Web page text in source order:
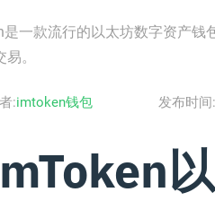
是一款流行的以太坊数字资产
。
:imtoken钱包 发布时间: